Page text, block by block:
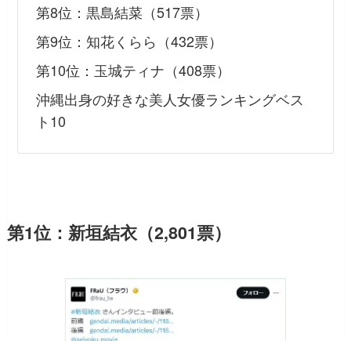
第8位：黒島結菜（517票）
第9位：知花くらら（432票）
第10位：玉城ティナ（408票）
沖縄出身の好きな美人女優ランキングベス
ト10
第1位：新垣結衣（2,801票）